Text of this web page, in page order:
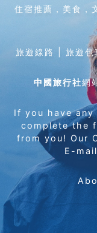
住宿推薦，美食，
旅遊線路 | 旅遊
中國旅行社網
If you have
complete the
from you! Our
E-